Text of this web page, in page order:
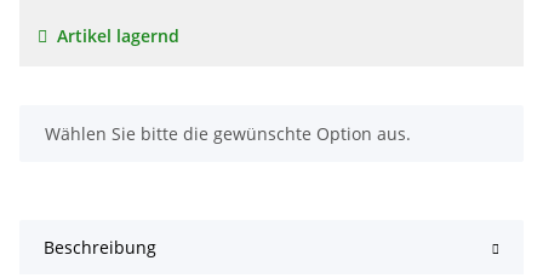
Artikel lagernd
x
Wählen Sie bitte die gewünschte Option aus.
Beschreibung